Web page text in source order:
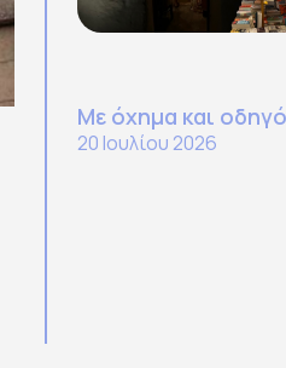
Με όχημα και
20 Ιουλίου 2026